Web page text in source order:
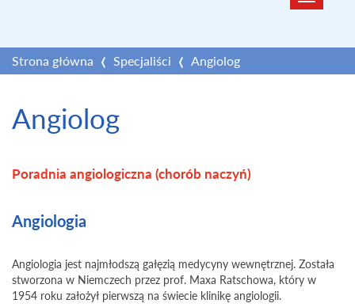
Strona główna Specjaliści Angiolog
Angiolog
Poradnia angiologiczna (chorób naczyń)
Angiologia
Angiologia jest najmłodszą gałęzią medycyny wewnętrznej. Została
stworzona w Niemczech przez prof. Maxa Ratschowa, który w
1954 roku założył pierwszą na świecie klinikę angiologii.